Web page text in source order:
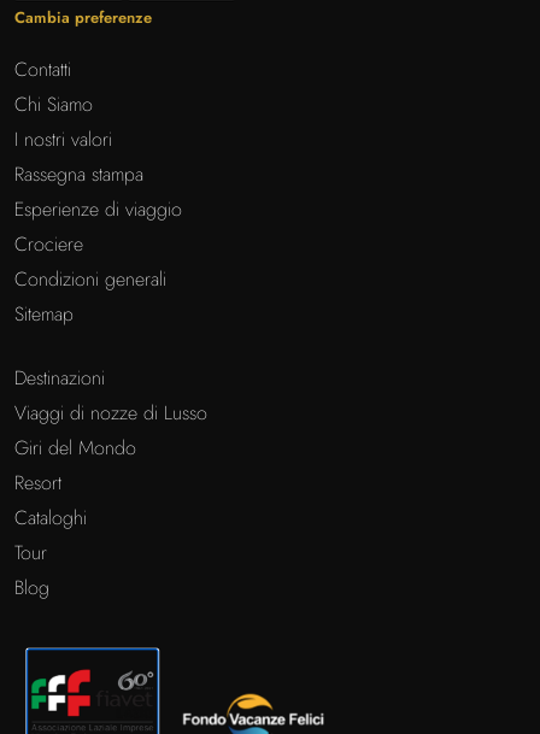
Cambia preferenze
Contatti
Chi Siamo
I nostri valori
Rassegna stampa
Esperienze di viaggio
Crociere
Condizioni generali
Sitemap
Destinazioni
Viaggi di nozze di Lusso
Giri del Mondo
Resort
Cataloghi
Tour
Blog